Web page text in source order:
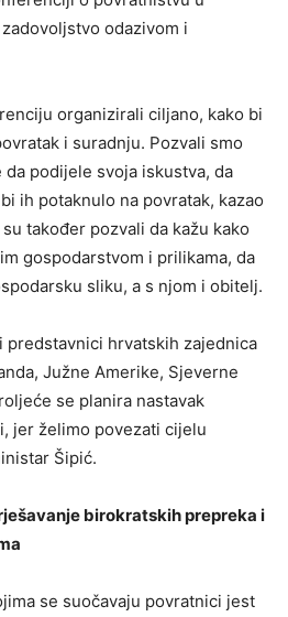
odazivom i
organizirali ciljano, kako bi
i suradnju. Pozvali smo
podijele svoja iskustva, da
ih potaknulo na povratak, kazao
također pozvali da kažu kako
gospodarstvom i prilikama, da
sliku, a s njom i obitelj.
predstavnici hrvatskih zajednica
Južne Amerike, Sjeverne
se planira nastavak
jer želimo povezati cijelu
Šipić.
birokratskih prepreka i
se suočavaju povratnici jest